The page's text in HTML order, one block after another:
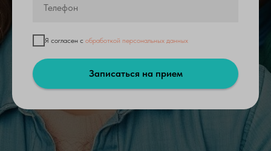
Я согласен с обработкой персональных данных
Записаться на прием